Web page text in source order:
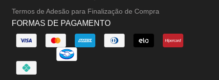
Termos de Adesão para Finalização de Compra
FORMAS DE PAGAMENTO